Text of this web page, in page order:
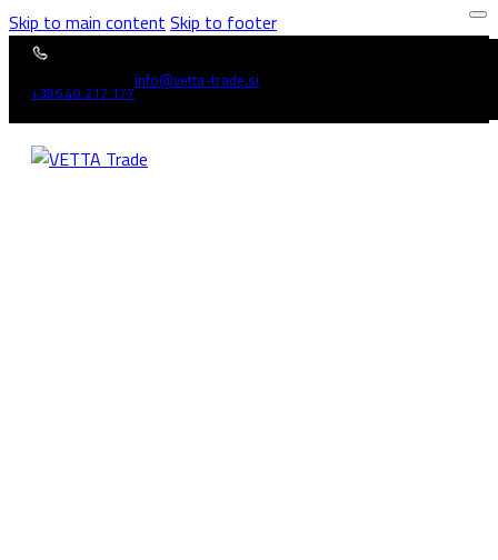
Skip to main content Skip to footer
+386 40 217 177
info@vetta-trade.si